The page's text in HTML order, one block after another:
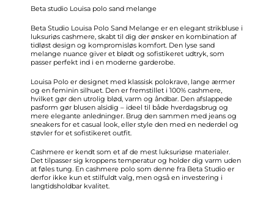
Beta studio Louisa polo sand melange
Beta Studio Louisa Polo Sand Melange er en elegant strikbluse i
luksuriøs cashmere, skabt til dig der ønsker en kombination af
tidløst design og kompromisløs komfort. Den lyse sand
melange nuance giver et blødt og sofistikeret udtryk, som
passer perfekt ind i en moderne garderobe.
Louisa Polo er designet med klassisk polokrave, lange ærmer
og en feminin silhuet. Den er fremstillet i 100% cashmere,
hvilket gør den utrolig blød, varm og åndbar. Den afslappede
pasform gør blusen alsidig – ideel til både hverdagsbrug og
mere elegante anledninger. Brug den sammen med jeans og
sneakers for et casual look, eller style den med en nederdel og
støvler for et sofistikeret outfit.
Cashmere er kendt som et af de mest luksuriøse materialer.
Det tilpasser sig kroppens temperatur og holder dig varm uden
at føles tung. En cashmere polo som denne fra Beta Studio er
derfor ikke kun et stilfuldt valg, men også en investering i
langtidsholdbar kvalitet.